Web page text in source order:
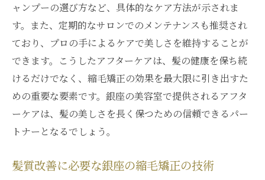
ャンプーの選び方など、具体的なケア方法が示されま
す。また、定期的なサロンでのメンテナンスも推奨され
ており、プロの手によるケアで美しさを維持することが
できます。こうしたアフターケアは、髪の健康を保ち続
けるだけでなく、縮毛矯正の効果を最大限に引き出すた
めの重要な要素です。銀座の美容室で提供されるアフタ
ーケアは、髪の美しさを長く保つための信頼できるパー
トナーとなるでしょう。
髪質改善に必要な銀座の縮毛矯正の技術